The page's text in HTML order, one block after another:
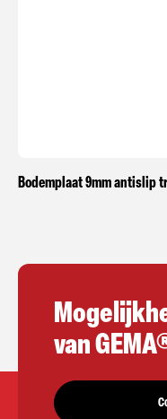
Bodemplaat 9mm antislip
van